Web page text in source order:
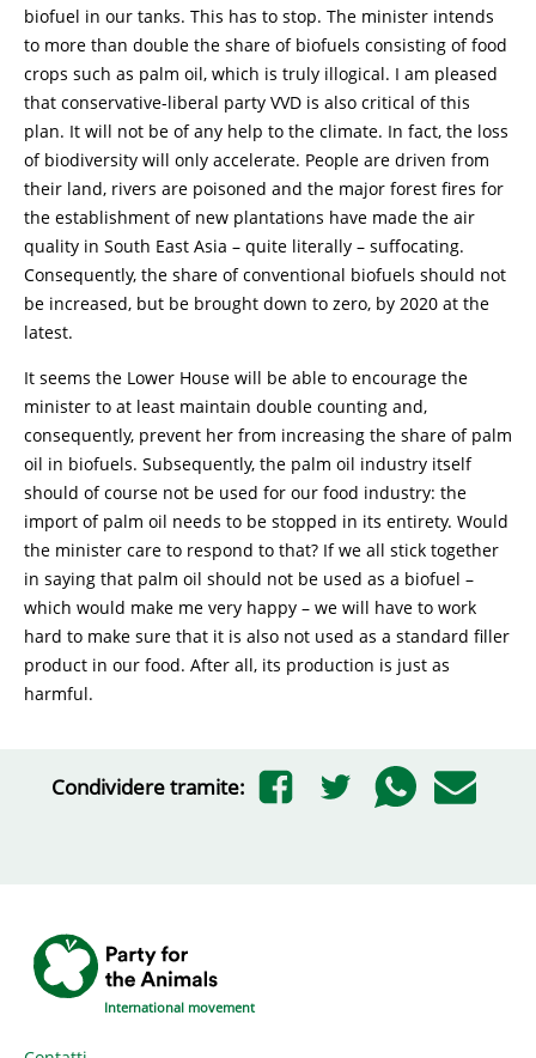
biofuel in our tanks. This has to stop. The minister intends
to more than double the share of biofuels consisting of food
crops such as palm oil, which is truly illogical. I am pleased
that conservative-liberal party VVD is also critical of this
plan. It will not be of any help to the climate. In fact, the loss
of biodiversity will only accelerate. People are driven from
their land, rivers are poisoned and the major forest fires for
the establishment of new plantations have made the air
quality in South East Asia – quite literally – suffocating.
Consequently, the share of conventional biofuels should not
be increased, but be brought down to zero, by 2020 at the
latest.
It seems the Lower House will be able to encourage the
minister to at least maintain double counting and,
consequently, prevent her from increasing the share of palm
oil in biofuels. Subsequently, the palm oil industry itself
should of course not be used for our food industry: the
import of palm oil needs to be stopped in its entirety. Would
the minister care to respond to that? If we all stick together
in saying that palm oil should not be used as a biofuel –
which would make me very happy – we will have to work
hard to make sure that it is also not used as a standard filler
product in our food. After all, its production is just as
harmful.
Condividere tramite:
International movement